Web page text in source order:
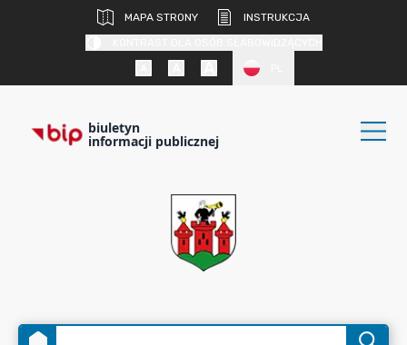
MAPA STRONY
INSTRUKCJA
biuletyn
informacji publicznej